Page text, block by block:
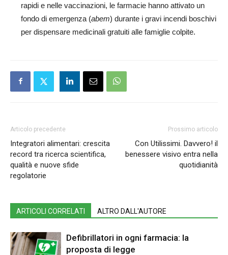
rapidi e nelle vaccinazioni, le farmacie hanno attivato un
fondo di emergenza (abem) durante i gravi incendi boschivi
per dispensare medicinali gratuiti alle famiglie colpite.
Articolo precedente
Integratori alimentari: crescita
record tra ricerca scientifica,
qualità e nuove sfide
regolatorie
Prossimo articolo
Con Utilissimi. Davvero! il
benessere visivo entra nella
quotidianità
ARTICOLI CORRELATI ALTRO DALL'AUTORE
Defibrillatori in ogni farmacia: la
proposta di legge